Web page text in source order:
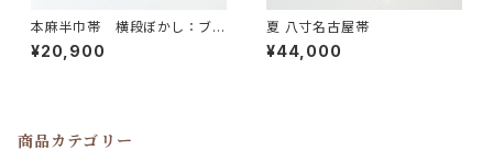
本麻半巾帯 横段ぼかし ： ブル
ー
¥20,900
夏 八寸名古屋帯
¥44,000
商品カテゴリー